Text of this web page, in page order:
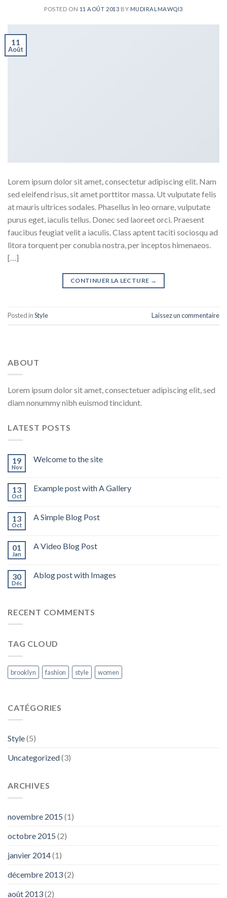
POSTED ON 11 AOÛT 2013 BY MUDIRALMAWQI3
11
Août
Lorem ipsum dolor sit amet, consectetur adipiscing elit. Nam
sed eleifend risus, sit amet porttitor massa. Ut vulputate felis
at mauris ultrices sodales. Phasellus in leo ornare, vulputate
purus eget, iaculis tellus. Donec sed laoreet orci. Praesent
faucibus feugiat velit a iaculis. Class aptent taciti sociosqu ad
litora torquent per conubia nostra, per inceptos himenaeos.
[…]
CONTINUER LA LECTURE →
Posted inStyle Laissez un commentaire
ABOUT
Lorem ipsum dolor sit amet, consectetuer adipiscing elit, sed
diam nonummy nibh euismod tincidunt.
LATEST POSTS
19
Nov
Welcome to the site
13
Oct
Example post with A Gallery
13
Oct
A Simple Blog Post
01
Jan
A Video Blog Post
30
Déc
Ablog post with Images
RECENT COMMENTS
TAG CLOUD
brooklyn fashion style women
CATÉGORIES
Style(5)
Uncategorized(3)
ARCHIVES
novembre 2015 (1)
octobre 2015 (2)
janvier 2014(1)
décembre 2013(2)
août 2013(2)